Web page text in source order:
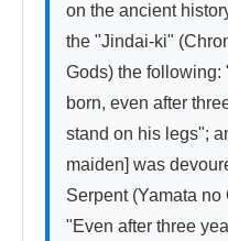
on the ancient
the "Jindai-ki"
Gods) the
born, even after
stand on his legs";
maiden] was
Serpent (Yamata no
"Even after three